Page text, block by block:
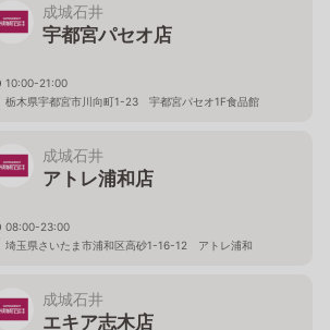
成城石井
宇都宮パセオ店
10:00-21:00
栃木県宇都宮市川向町1-23 宇都宮パセオ1F食品館
成城石井
アトレ浦和店
08:00-23:00
埼玉県さいたま市浦和区高砂1-16-12 アトレ浦和
成城石井
エキア志木店